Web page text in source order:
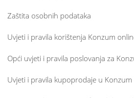
Zaštita osobnih podataka
Uvjeti i pravila korištenja Konzum
Opći uvjeti i pravila poslovanja za
Uvjeti i pravila kupoprodaje u